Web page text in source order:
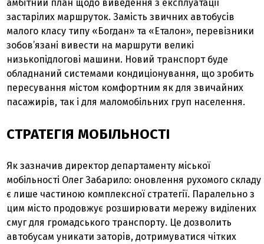
амбітний план щодо виведення з експлуатації
застарілих маршруток. Замість звичних автобусів
малого класу типу «Богдан» та «Еталон», перевізники
зобов’язані вивести на маршрути великі
низькопідлогові машини. Новий транспорт буде
обладнаний системами кондиціонування, що зробить
пересування містом комфортним як для звичайних
пасажирів, так і для маломобільних груп населення.
СТРАТЕГІЯ МОБІЛЬНОСТІ
Як зазначив директор департаменту міської
мобільності Олег Забарило: оновлення рухомого складу
є лише частиною комплексної стратегії. Паралельно з
цим місто продовжує розширювати мережу виділених
смуг для громадського транспорту. Це дозволить
автобусам уникати заторів, дотримуватися чітких